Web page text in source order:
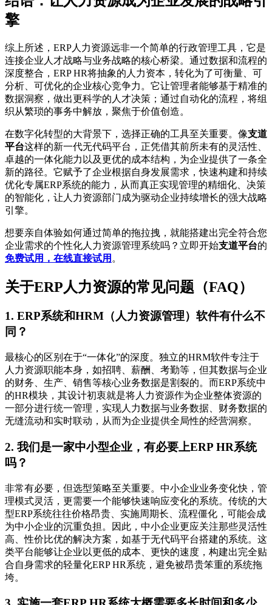
擎
综上所述，ERP人力资源远非一个简单的行政管理工具，它是
连接企业人才战略与业务战略的核心桥梁。通过数据和流程的
深度整合，ERP HR将抽象的人力资本，转化为了可衡量、可
分析、可优化的企业核心竞争力。它让管理者能够基于精准的
数据洞察，做出更科学的人才决策；通过自动化的流程，将组
织从繁琐的事务中解放，聚焦于价值创造。
在数字化转型的大背景下，选择正确的工具至关重要。像支道
平台这样的新一代无代码平台，正凭借其前所未有的灵活性、
卓越的一体化能力以及更优的成本结构，为企业提供了一条全
新的路径。它赋予了企业根据自身发展需求，快速构建和持续
优化专属ERP系统的能力，从而真正实现管理的精细化、决策
的智能化，让人力资源部门成为驱动企业持续增长的强大战略
引擎。
想要亲自体验如何通过简单的拖拉拽，就能搭建出完全符合您
企业需求的个性化人力资源管理系统吗？立即开始支道平台的
免费试用，在线直接试用 。
关于ERP人力资源的常见问题（FAQ）
1. ERP系统和HRM（人力资源管理）软件有什么不
同？
最核心的区别在于“一体化”的深度。独立的HRM软件专注于
人力资源职能本身，如招聘、薪酬、考勤等，但其数据与企业
的财务、生产、销售等核心业务数据是割裂的。而ERP系统中
的HR模块，其设计初衷就是将人力资源作为企业整体资源的
一部分进行统一管理，实现人力数据与业务数据、财务数据的
无缝流动和实时联动，从而为企业提供全局性的经营洞察。
2. 我们是一家中小型企业，有必要上ERP HR系统
吗？
非常有必要，但选型策略至关重要。中小企业业务变化快，管
理模式灵活，更需要一个能够快速响应变化的系统。传统的大
型ERP系统往往价格昂贵、实施周期长、流程僵化，可能会成
为中小企业的沉重负担。因此，中小企业更应关注那些灵活性
高、性价比优的解决方案，如基于无代码平台搭建的系统。这
类平台能够让企业以更低的成本、更快的速度，构建出完全贴
合自身需求的轻量化ERP HR系统，避免被昂贵笨重的系统拖
垮。